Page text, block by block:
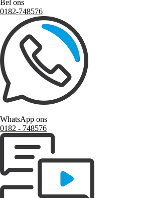
Bel ons
0182-748576
WhatsApp ons
0182 ‑ 748576